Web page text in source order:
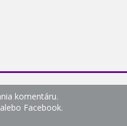
komentáru.
Facebook.